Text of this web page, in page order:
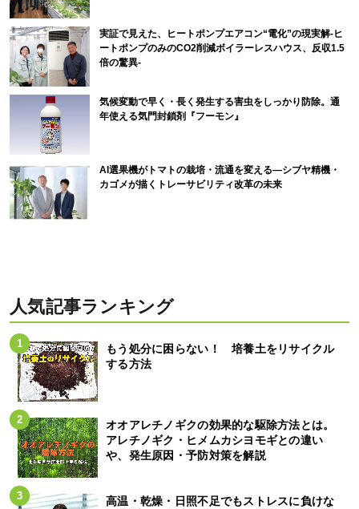
実証で見えた、ヒートポンプエアコン“電化”の現実解-ヒ
ートポンプのみのCO2削減ボイラーレスハウス、反収1.5
倍の驚異-
気候変動で早く・長く発生する害虫をしっかり防除。通
年使える気門封鎖剤『フーモン』
AI選果機がトマトの栽培・流通を変える―シブヤ精機・
カゴメが描くトレーサビリティ改革の未来
人気記事ランキング
もう処分に困らない！ 培養土をリサイクル
する方法
オオアレチノギクの効果的な駆除方法とは。
アレチノギク・ヒメムカシヨモギとの違い
や、発生原因・予防対策を解説
高温・乾燥・日照不足でもストレスに負けな